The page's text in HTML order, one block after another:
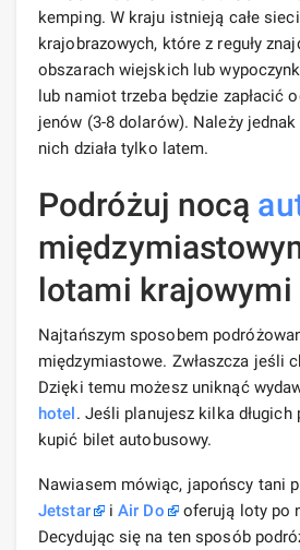
kemping. W kraju istnieją całe
krajobrazowych, które z reguły
obszarach wiejskich lub
lub namiot trzeba będzie zapłacić
jenów (3-8 dolarów). Należy
nich działa tylko latem.
Podróżuj nocą
lotami krajowymi
Najtańszym sposobem
międzymiastowe. Zwłaszcza jeśli
Dzięki temu możesz uniknąć
hotel. Jeśli planujesz kilka długich
kupić bilet autobusowy.
Nawiasem mówiąc, japońscy tani
Jetstar
iAir Do
oferują loty po
Decydując się na ten sposób